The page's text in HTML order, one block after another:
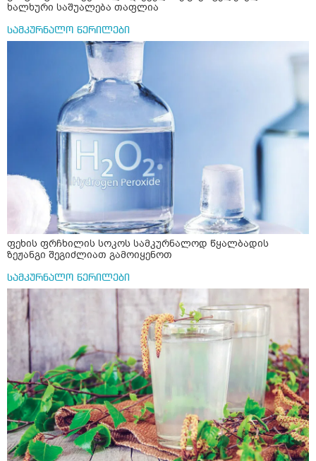
ხალხური საშუალება თაფლია
სამკურნალო წერილები
ფეხის ფრჩხილის სოკოს სამკურნალოდ წყალბადის
ზეჟანგი შეგიძლიათ გამოიყენოთ
სამკურნალო წერილები